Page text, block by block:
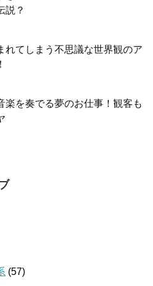
説？
れてしまう不思議な世界観のア
楽を奏でる夢のお仕事！観客も
(57)